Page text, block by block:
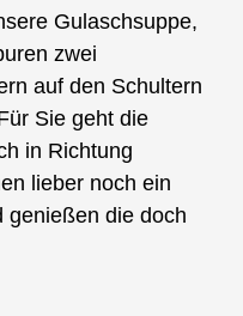
Gulaschsuppe,
zwei
auf den Schultern
Sie geht die
in Richtung
lieber noch ein
genießen die doch